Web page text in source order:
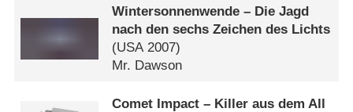
Wintersonnenwende – Die Jagd
nach den sechs Zeichen des Lichts
(USA2007)
Mr. Dawson
Comet Impact – Killer aus dem All